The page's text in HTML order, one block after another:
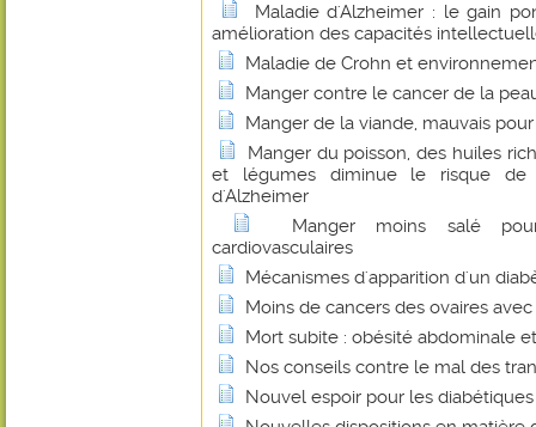
Maladie d'Alzheimer : le gain
amélioration des capacités
Maladie de Crohn et
Manger contre le cancer de la
Manger de la viande, mauvais
Manger du poisson, des huiles
et légumes diminue le risque
d'Alzheimer
Manger moins salé
cardiovasculaires
Mécanismes d'apparition d'un
Moins de cancers des ovaires
Mort subite : obésité abdominale
Nos conseils contre le mal des
Nouvel espoir pour les diabétiques